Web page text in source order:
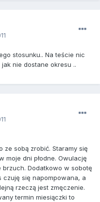
stosunku.. Na teście nic
nie dostane okresu ..
ze sobą zrobić. Staramy się
moje dni płodne. Owulację
brzuch. Dodatkowo w sobotę
czuję się napompowana, a
rzeczą jest zmęczenie.
termin miesiączki to